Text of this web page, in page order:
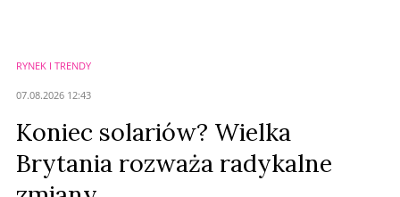
RYNEK I TRENDY
07.08.2026 12:43
Koniec solariów? Wielka
Brytania rozważa radykalne